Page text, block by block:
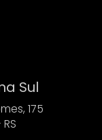
Sul
175